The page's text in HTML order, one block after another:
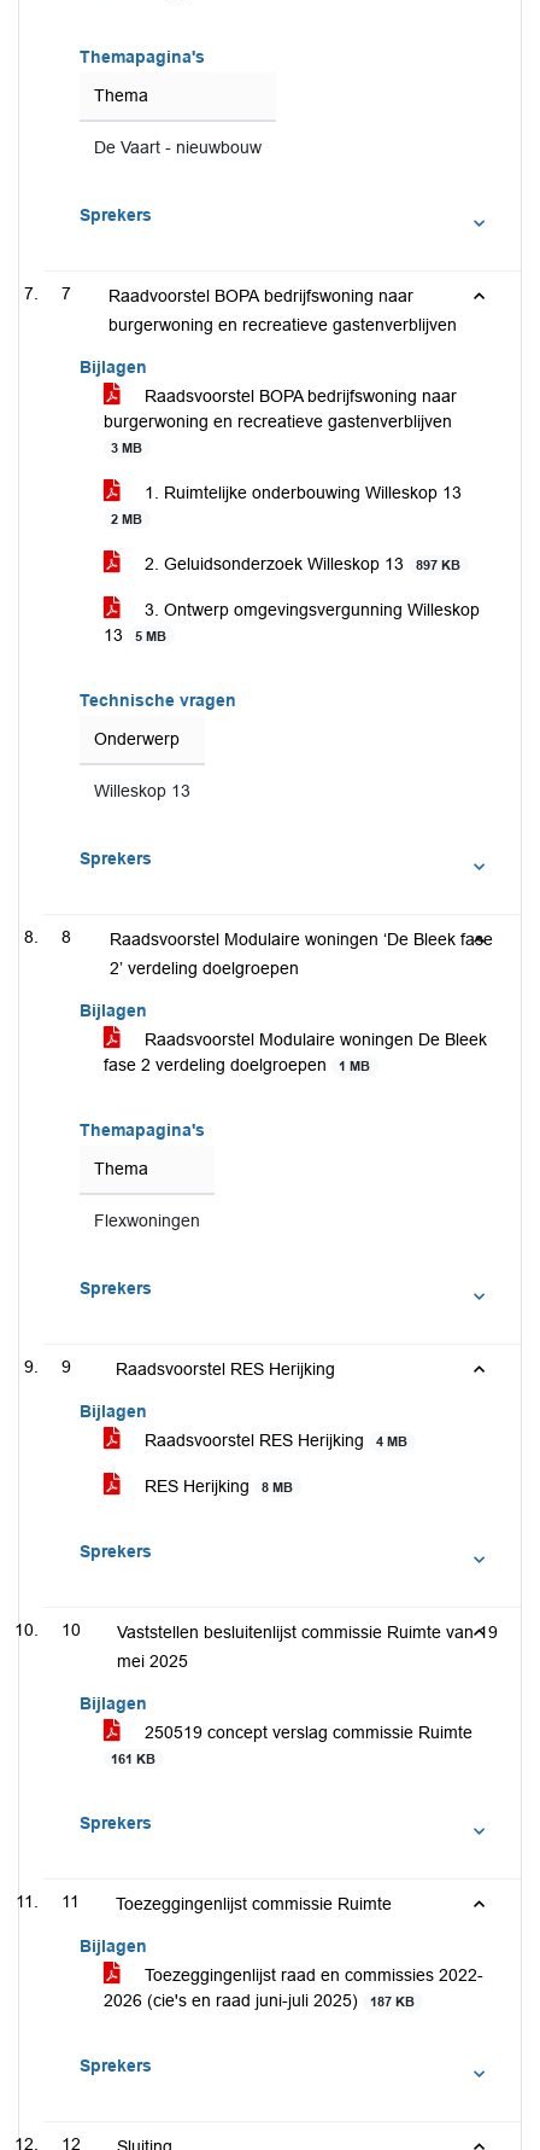
Themapagina's
Thema
De Vaart - nieuwbouw
Sprekers
7
Raadvoorstel BOPA bedrijfswoning naar
burgerwoning en recreatieve gastenverblijven
Bijlagen
Raadsvoorstel BOPA bedrijfswoning naar
burgerwoning en recreatieve gastenverblijven
3 MB
1. Ruimtelijke onderbouwing Willeskop 13
2 MB
2. Geluidsonderzoek Willeskop 13 897 KB
3. Ontwerp omgevingsvergunning Willeskop
13
5 MB
Technische vragen
Onderwerp
Willeskop 13
Sprekers
8
Raadsvoorstel Modulaire woningen ‘De Bleek fase
2’ verdeling doelgroepen
Bijlagen
Raadsvoorstel Modulaire woningen De Bleek
fase 2 verdeling doelgroepen
1 MB
Themapagina's
Thema
Flexwoningen
Sprekers
9 Raadsvoorstel RES Herijking
Bijlagen
Raadsvoorstel RES Herijking
4 MB
RES Herijking 8 MB
Sprekers
10
Vaststellen besluitenlijst commissie Ruimte van 19
mei 2025
Bijlagen
250519 concept verslag commissie Ruimte
161 KB
Sprekers
11 Toezeggingenlijst commissie Ruimte
Bijlagen
Toezeggingenlijst raad en commissies 2022-
2026 (cie's en raad juni-juli 2025)
187 KB
Sprekers
12